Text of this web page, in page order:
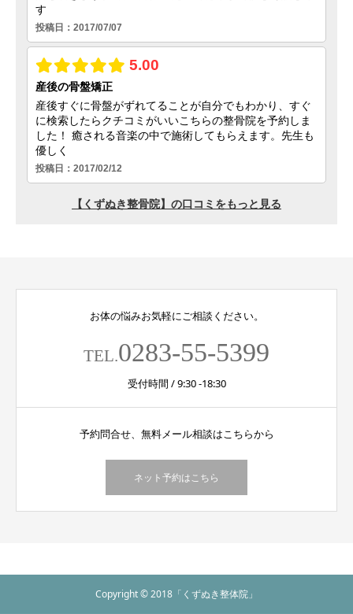
お体の悩みお気軽にご相談ください。
TEL.0283-55-5399
受付時間 / 9:30 -18:30
予約問合せ、無料メール相談はこちらから
ネット予約はこちら
Copyright © 2018「くずぬき整体院」